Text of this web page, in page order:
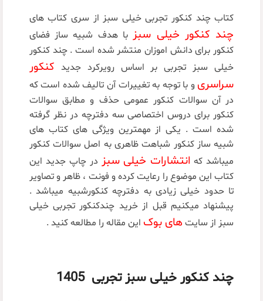
کتاب چند کنکور تجربی خیلی سبز از سری کتاب های
چند کنکور خیلی سبز با هدف شبیه ساز فضای
کنکور برای دانش اموزان منتشر شده است . چند کنکور
خیلی سبز تجربی بر اساس رویرکرد جدید کنکور
سراسری و با توجه به تغییرات آن تالیف شده است که
در آن سوالات کنکور عمومی حذف و مطابق سوالات
کنکور برای دروس اختصاصی سه دفترچه در نظر گرفته
شده است . یکی از مهمترین ویژگی های کتاب های
شبیه ساز کنکور شباهت ظاهری به اصل سوالات کنکور
میباشد که انتشارات خیلی سبز در چاپ جدید این
کتاب این موضوع را رعایت کرده و فونت ، ظاهر و تصاویر
تا حدود خیلی زیادی به دفترچه کنکورشبیه میباشد .
پیشنهاد میکنیم قبل از خرید چندکنکور تجربی خیلی
سبز از سایت های بوک این مقاله را مطالعه کنید .
چند کنکور خیلی سبز تجربی 1405